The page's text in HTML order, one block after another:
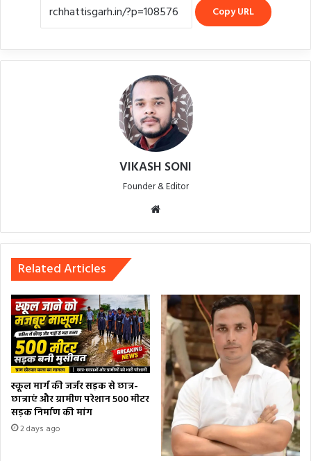
Copy URL
VIKASH SONI
Founder & Editor
Related Articles
स्कूल मार्ग की जर्जर सड़क से छात्र-
छात्राएं और ग्रामीण परेशान 500 मीटर
सड़क निर्माण की मांग
2 days ago